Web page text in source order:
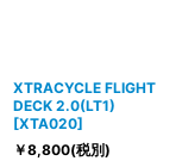
XTRACYCLE FLIGHT
DECK 2.0(LT1)
[XTA020]
￥8,800(税別)